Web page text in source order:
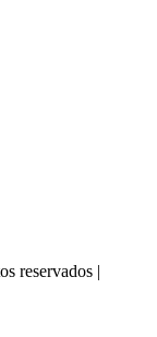
reservados |